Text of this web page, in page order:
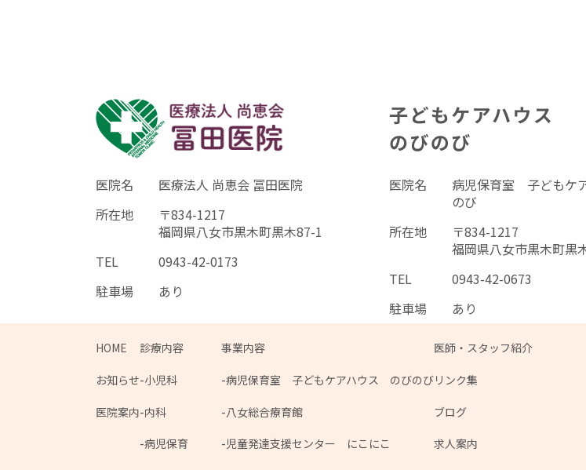
医院名
医療法人 尚恵会 冨田医院
所在地
〒834-1217
福岡県八女市黒木町黒木87-1
TEL
0943-42-0173
駐車場
あり
医院名
病児保育室 子どもケ
のび
所在地
〒834-1217
福岡県八女市黒木町黒
TEL
0943-42-0673
駐車場
あり
HOME
お知らせ
医院案内
診療内容
小児科
内科
病児保育
事業内容
病児保育室 子どもケアハウス のびのび
八女総合療育館
児童発達支援センター にこにこ
医師・スタッフ紹介
リンク集
ブログ
求人案内